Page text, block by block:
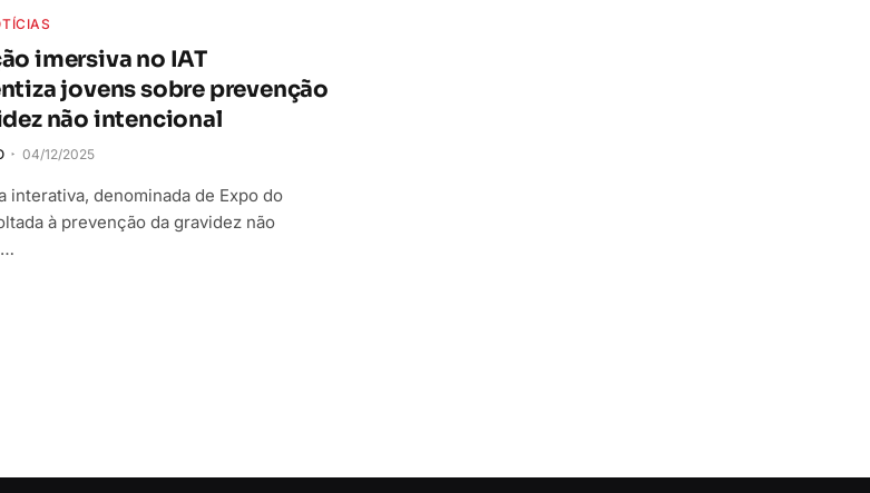
imersiva no IAT
jovens sobre prevenção
não intencional
04/12/2025
interativa, denominada de Expo do
à prevenção da gravidez não